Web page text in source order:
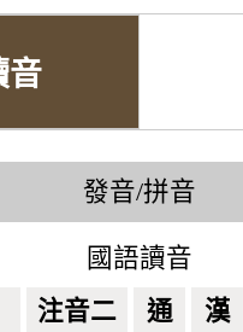
音
發音/拼音
國語讀音
注音二 通 漢